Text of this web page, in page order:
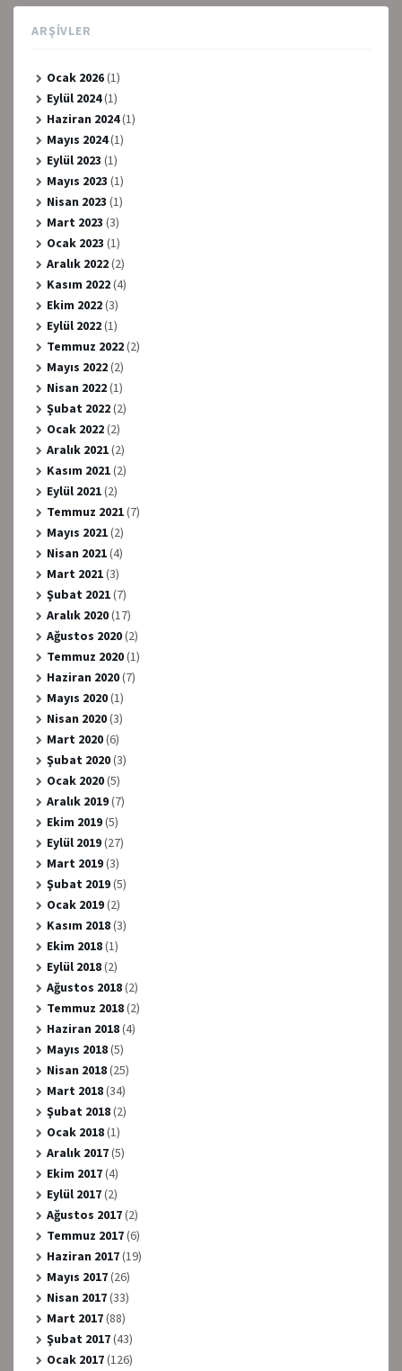
ARŞIVLER
Ocak 2026(1)
Eylül 2024(1)
Haziran 2024(1)
Mayıs 2024(1)
Eylül 2023 (1)
Mayıs 2023 (1)
Nisan 2023 (1)
Mart 2023 (3)
Ocak 2023 (1)
Aralık 2022(2)
Kasım 2022(4)
Ekim 2022(3)
Eylül 2022(1)
Temmuz 2022(2)
Mayıs 2022(2)
Nisan 2022(1)
Şubat 2022(2)
Ocak 2022(2)
Aralık 2021(2)
Kasım 2021(2)
Eylül 2021(2)
Temmuz 2021(7)
Mayıs 2021(2)
Nisan 2021(4)
Mart 2021(3)
Şubat 2021(7)
Aralık 2020(17)
Ağustos 2020(2)
Temmuz 2020(1)
Haziran 2020(7)
Mayıs 2020(1)
Nisan 2020(3)
Mart 2020(6)
Şubat 2020(3)
Ocak 2020(5)
Aralık 2019(7)
Ekim 2019(5)
Eylül 2019(27)
Mart 2019(3)
Şubat 2019(5)
Ocak 2019(2)
Kasım 2018(3)
Ekim 2018(1)
Eylül 2018(2)
Ağustos 2018(2)
Temmuz 2018(2)
Haziran 2018(4)
Mayıs 2018(5)
Nisan 2018(25)
Mart 2018(34)
Şubat 2018(2)
Ocak 2018(1)
Aralık 2017(5)
Ekim 2017(4)
Eylül 2017(2)
Ağustos 2017(2)
Temmuz 2017(6)
Haziran 2017(19)
Mayıs 2017(26)
Nisan 2017(33)
Mart 2017(88)
Şubat 2017(43)
Ocak 2017(126)